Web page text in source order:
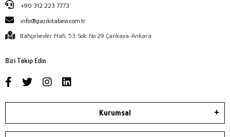
+90 312 223 7773
info@gazikitabevi.com.tr
Bahçelievler Mah. 53. Sok. No:29 Çankaya-Ankara
Bizi Takip Edin
Kurumsal